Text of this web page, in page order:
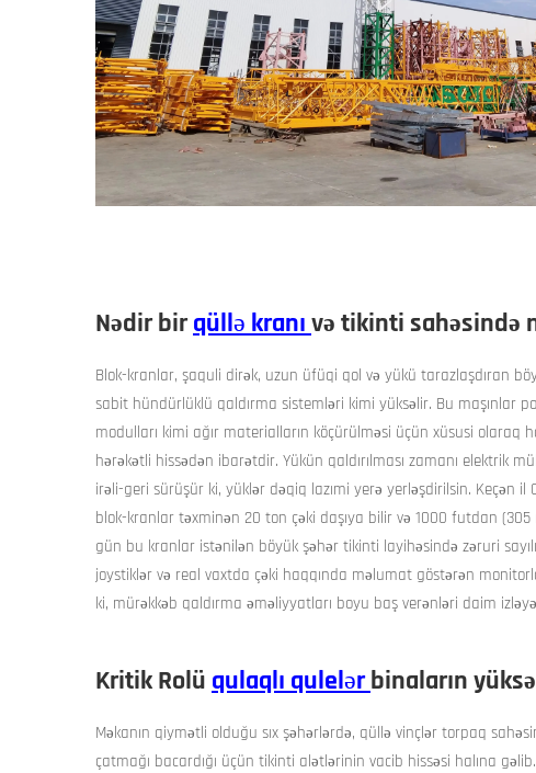
Nədir birqüllə kranı və tikinti sahəsində
Blok-kranlar, şaquli dirək, uzun üfüqi qol və yükü tarazlaşdıran
sabit hündürlüklü qaldırma sistemləri kimi yüksəlir. Bu maşınlar
modulları kimi ağır materialların köçürülməsi üçün xüsusi olaraq
hərəkətli hissədən ibarətdir. Yükün qaldırılması zamanı elektrik
irəli-geri sürüşür ki, yüklər dəqiq lazımi yerə yerləşdirilsin. Keçən
blok-kranlar təxminən 20 ton çəki daşıya bilir və 1000 futdan
gün bu kranlar istənilən böyük şəhər tikinti layihəsində zəruri
joystiklər və real vaxtda çəki haqqında məlumat göstərən
ki, mürəkkəb qaldırma əməliyyatları boyu baş verənləri daim
Kritik Rolü qulaqlı qulelərbinaların
Məkanın qiymətli olduğu sıx şəhərlərdə, qüllə vinçlər torpaq
çatmağı bacardığı üçün tikinti alətlərinin vacib hissəsi halına